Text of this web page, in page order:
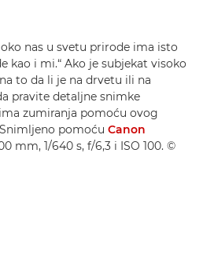
oko nas u svetu prirode ima isto
kao i mi.“ Ako je subjekat visoko
to da li je na drvetu ili na
pravite detaljne snimke
zumiranja pomoću ovog
pomoću Canon
mm, 1/640 s, f/6,3 i ISO 100. ©